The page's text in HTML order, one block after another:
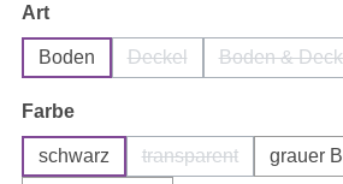
Artauswählen
Boden Deckel Boden &
Farbeauswählen
schwarz transparent
(Diese Option ist
grauer